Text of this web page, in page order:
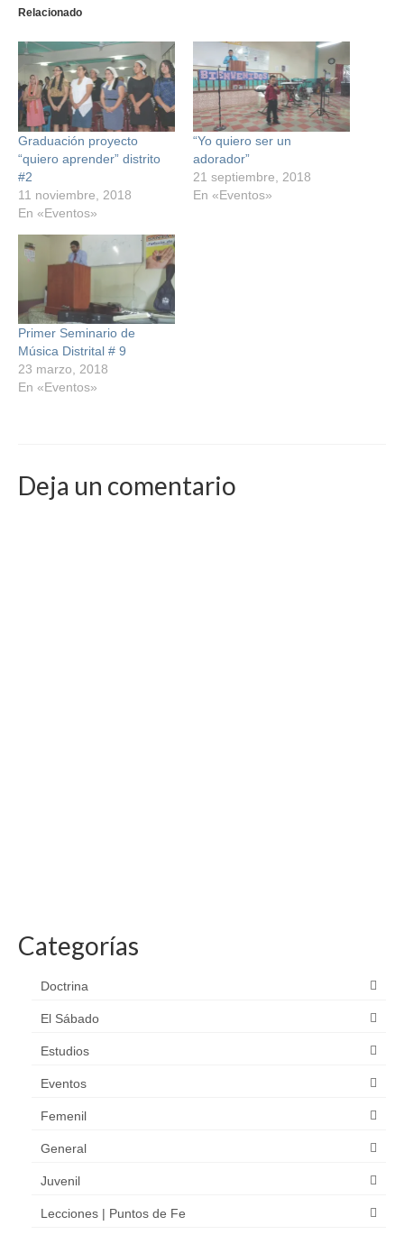
Relacionado
Graduación proyecto
“quiero aprender” distrito
#2
11 noviembre, 2018
En «Eventos»
“Yo quiero ser un
adorador”
21 septiembre, 2018
En «Eventos»
Primer Seminario de
Música Distrital # 9
23 marzo, 2018
En «Eventos»
Deja un comentario
Categorías
Doctrina
El Sábado
Estudios
Eventos
Femenil
General
Juvenil
Lecciones | Puntos de Fe